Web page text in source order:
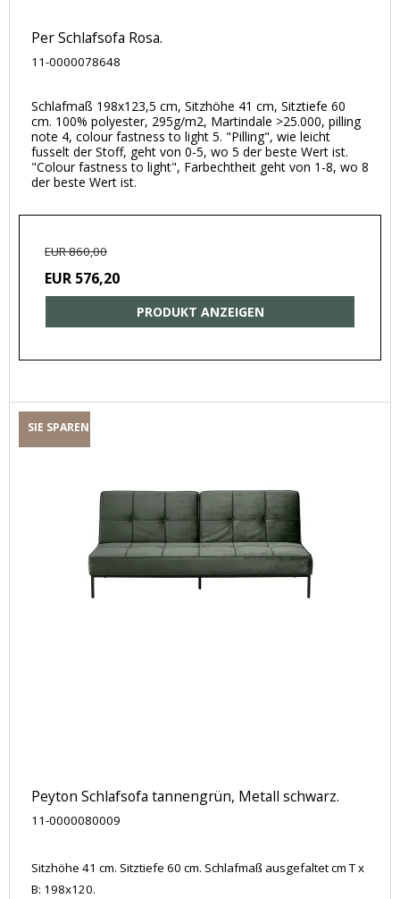
Per Schlafsofa Rosa.
11-0000078648
Schlafmaß 198x123,5 cm, Sitzhöhe 41 cm, Sitztiefe 60
cm. 100% polyester, 295g/m2, Martindale >25.000, pilling
note 4, colour fastness to light 5. "Pilling", wie leicht
fusselt der Stoff, geht von 0-5, wo 5 der beste Wert ist.
"Colour fastness to light", Farbechtheit geht von 1-8, wo 8
der beste Wert ist.
EUR 860,00
EUR 576,20
PRODUKT ANZEIGEN
SIE SPAREN
Peyton Schlafsofa tannengrün, Metall schwarz.
11-0000080009
Sitzhöhe 41 cm. Sitztiefe 60 cm. Schlafmaß ausgefaltet cm T x
B: 198x120.